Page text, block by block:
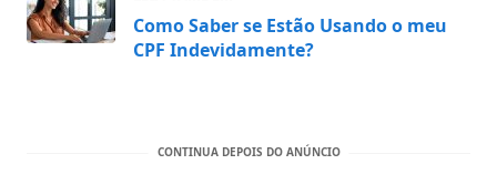
Como Saber se Estão Usando o meu
CPF Indevidamente?